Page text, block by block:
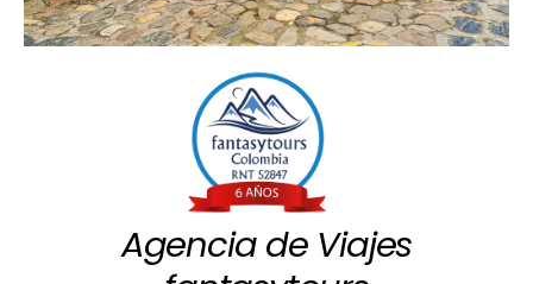
Agencia de Viajes